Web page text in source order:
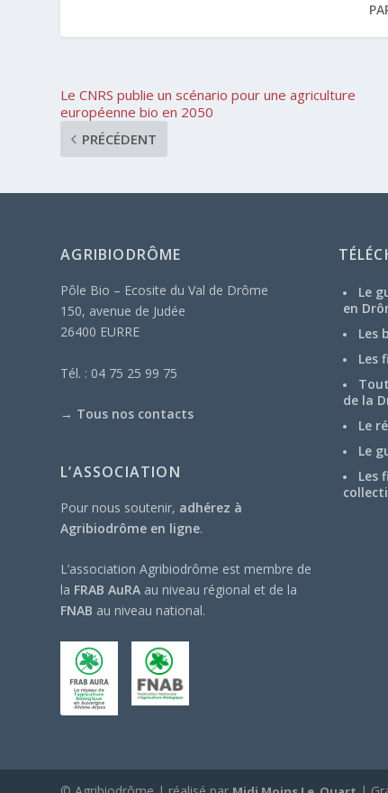
Le CNRS publie un scénario pour une agriculture
européenne bio en 2050
PRÉCÉDENT
AGRIBIODRÔME
Pôle Bio – Ecosite du Val de Drôme
150, avenue de Judée
26400 EURRE
Tél. : 04 75 25 99 75
→ Tous nos contacts
L’ASSOCIATION
Pour nous soutenir, adhérez à
Agribiodrôme en ligne.
L’association Agribiodrôme est membre de
la FRAB AuRA au niveau régional et de la
FNAB au niveau national.
Le
en
Les
Les
de la
Le
Le
Les